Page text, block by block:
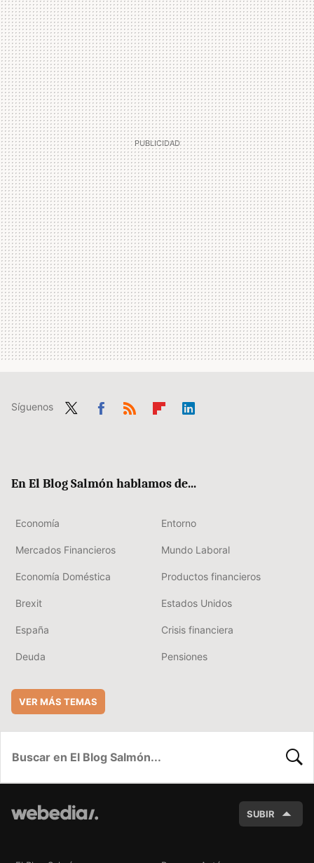
Síguenos
En El Blog Salmón hablamos de...
Economía Entorno
Mercados Financieros Mundo Laboral
Economía Doméstica Productos financieros
Brexit Estados Unidos
España Crisis financiera
Deuda Pensiones
VER MÁS TEMAS
SUBIR